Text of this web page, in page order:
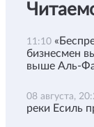
11:10
бизнесмен
выше Аль-
08 августа,
реки Есиль